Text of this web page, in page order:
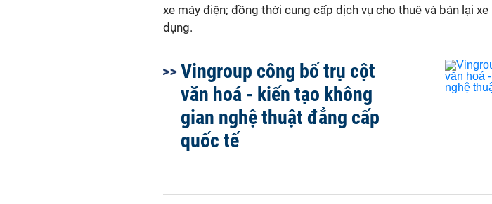
xe máy điện; đồng thời cung cấp dịch vụ cho thuê và bán lại
dụng.
Vingroup công bố trụ cột
văn hoá - kiến tạo không
gian nghệ thuật đẳng cấp
quốc tế